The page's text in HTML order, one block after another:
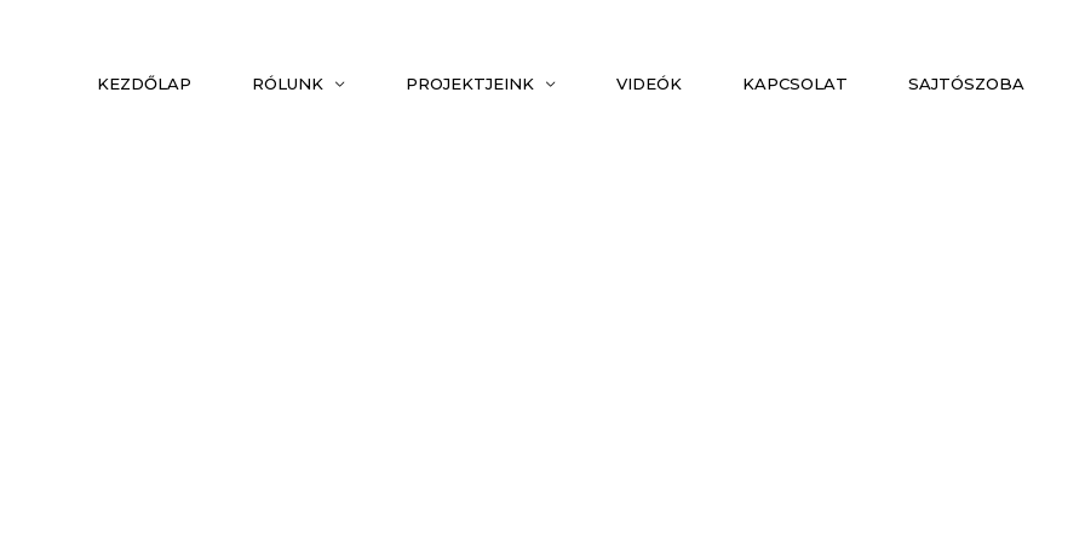
KEZDŐLAP RÓLUNK PROJEKTJEINK VIDEÓK KAPCSOLAT SAJTÓSZOBA